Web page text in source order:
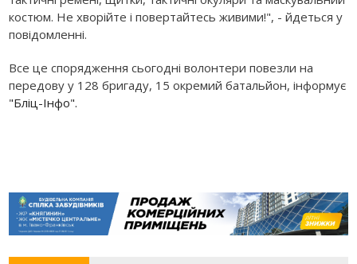
костюм. Не хворійте і повертайтесь живими!", - йдеться у
повідомленні.
Все це спорядження сьогодні волонтери повезли на
передову у 128 бригаду, 15 окремий батальйон, інформує
"Бліц-Інфо".